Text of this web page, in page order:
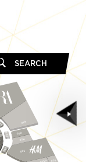
SEARCH
S021
S020
022
024
025
019
026
025a